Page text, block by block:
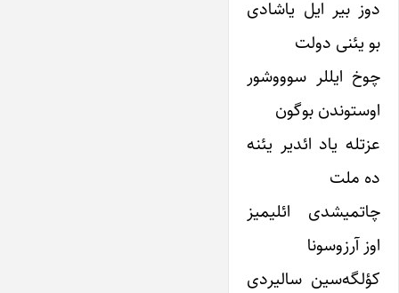
دوز بیر ایل یاشادی
بو یئنی دولت
چوخ ایللر سوووشور
اوستوندن بوگون
عزتله یاد ائدیر یئنه
ده ملت
چاتمیشدی ائلیمیز
اوز آرزوسونا
کؤلگه‌سین سالیردی